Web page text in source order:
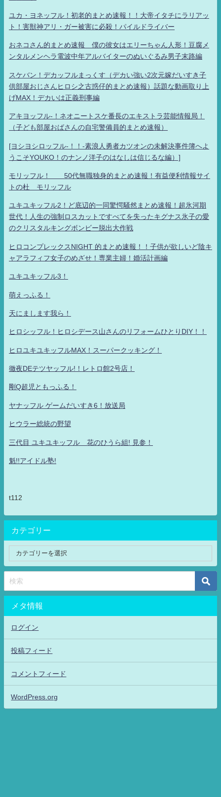
ユカ・ヨネッフル！初老的まとめ速報！！大帝イタチにラリアッ
ト！害獣神アリ・ガー被害に必殺！パイルドライバー
おネコさん的まとめ速報 僕の彼女はエリーちゃん人形！豆腐メ
ンタルメンヘラ電波中年アルバイターのぬいぐるみ男子末路編
スケバン！デカッフルまっくす（デカい強い2次元嫁だいすき子
供部屋おじさんヒロシ之古惑仔的まとめ速報）話題な動画取り上
げMAX！デカいは正義刑事編
アキヨッフル-！ネオニートスケ番長のエキストラ芸能情報局！
（子ども部屋おばさんの自宅警備員的まとめ速報）
[ヨシヨシロッフル-！！-素浪人勇者カツオンの未解決事件簿へよ
うこそYOUKO！のナンノ洋子のはなしは信じるな編）]
モリッフル！ 50代無職独身的まとめ速報！有益便利情報サイ
トの杜 モリッフル
ユキユキッフル2！ど底辺的一同驚愕騒然まとめ速報！超氷河期
世代！人生の強制ロスカットですべてを失ったキグナス氷子の愛
のクリスタルキングボンビー脱出大作戦
ヒロコンプレックスNIGHT 的まとめ速報！！子供が欲しいど陰キ
ャアラフィフ女子のめざせ！専業主婦！婚活計画編
ユキユキッフル3！
萌えっふる！
天にまします我ら！
ヒロシッフル！ヒロシデース山さんのリフォームひとりDIY！！
ヒロユキユキッフルMAX！スーパークッキング！
徹夜DEテツヤッフル!！レトロ館2号店！
剛Q超児ともっふる！
ヤナッフル ゲームだいすき6！放送局
ヒウラー総統の野望
三代目 ユキユキッフル 花のひうら組! 見参！
魁!!アイドル塾!
t112
カテゴリー
メタ情報
ログイン
投稿フィード
コメントフィード
WordPress.org